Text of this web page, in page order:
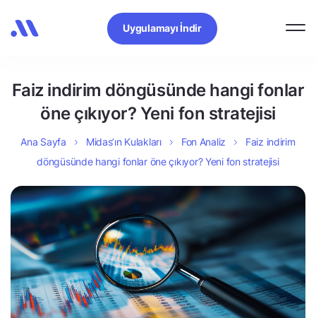
Uygulamayı İndir
Faiz indirim döngüsünde hangi fonlar
öne çıkıyor? Yeni fon stratejisi
Ana Sayfa Midas’ın Kulakları Fon Analiz
Faiz indirim
döngüsünde hangi fonlar öne çıkıyor? Yeni fon stratejisi